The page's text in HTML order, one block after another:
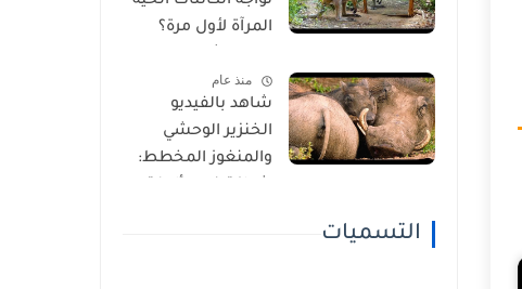
المرآة لأول مرة؟
للسلوك والوعي
الذاتي
منذ عام
شاهد بالفيديو
الخنزير الوحشي
والمنغوز المخطط:
التسميات